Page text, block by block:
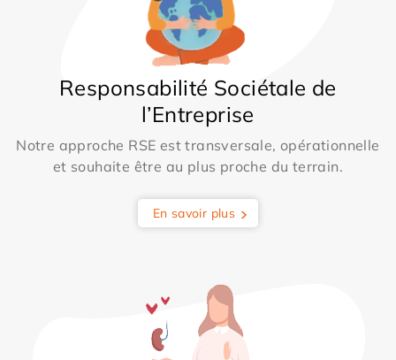
Responsabilité Sociétale de
l’Entreprise
Notre approche RSE est transversale, opérationnelle
et souhaite être au plus proche du terrain.
En savoir plus